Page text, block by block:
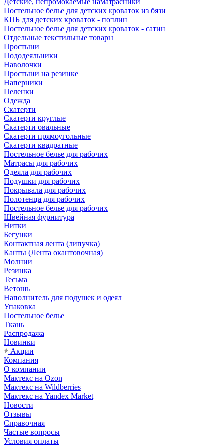
Детские, непромокаемые наматрасники
Постельное белье для детских кроваток из бязи
КПБ для детских кроваток - поплин
Постельное белье для детских кроваток - сатин
Отдельные текстильные товары
Простыни
Пододеяльники
Наволочки
Простыни на резинке
Наперники
Пеленки
Одежда
Скатерти
Скатерти круглые
Скатерти овальные
Скатерти прямоугольные
Скатерти квадратные
Постельное белье для рабочих
Матрасы для рабочих
Одеяла для рабочих
Подушки для рабочих
Покрывала для рабочих
Полотенца для рабочих
Постельное белье для рабочих
Швейная фурнитура
Нитки
Бегунки
Контактная лента (липучка)
Канты (Лента окантовочная)
Молнии
Резинка
Тесьма
Ветошь
Наполнитель для подушек и одеял
Упаковка
Постельное белье
Ткань
Распродажа
Новинки
Акции
Компания
О компании
Мактекс на Ozon
Мактекс на Wildberries
Мактекс на Yandex Market
Новости
Отзывы
Справочная
Частые вопросы
Условия оплаты